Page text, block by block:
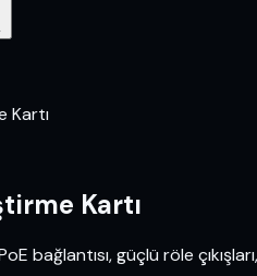
Kartı
Kartı
bağlantısı, güçlü röle